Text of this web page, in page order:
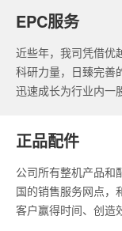
EPC服务
近些年，我司凭借优
科研力量，日臻完善
迅速成长为行业内一
正品配件
公司所有整机产品和
国的销售服务网点，
客户赢得时间、创造